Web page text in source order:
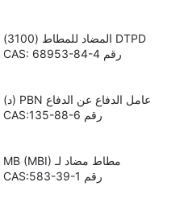
DTPD المضاد للمطاط (3100)
رقم CAS: 68953-84-4
عامل الدفاع عن الدفاع PBN (د)
رقم CAS:135-88-6
مطاط مضاد لـ MB (MBI)
رقم CAS:583-39-1